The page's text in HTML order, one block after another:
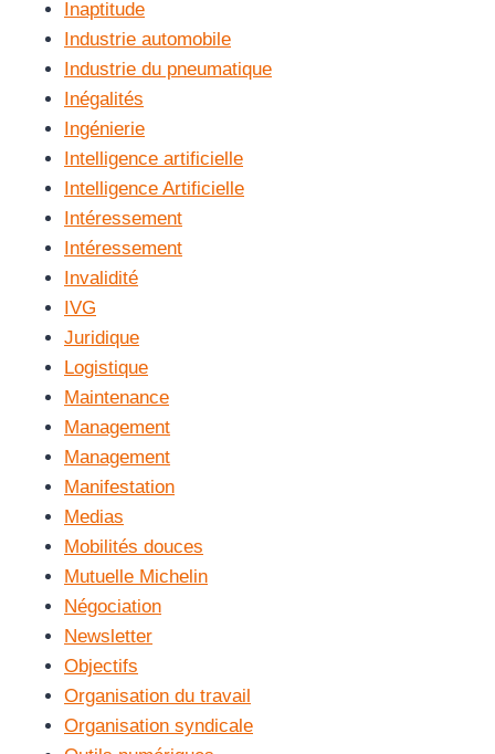
Inaptitude
Industrie automobile
Industrie du pneumatique
Inégalités
Ingénierie
Intelligence artificielle
Intelligence Artificielle
Intéressement
Intéressement
Invalidité
IVG
Juridique
Logistique
Maintenance
Management
Management
Manifestation
Medias
Mobilités douces
Mutuelle Michelin
Négociation
Newsletter
Objectifs
Organisation du travail
Organisation syndicale